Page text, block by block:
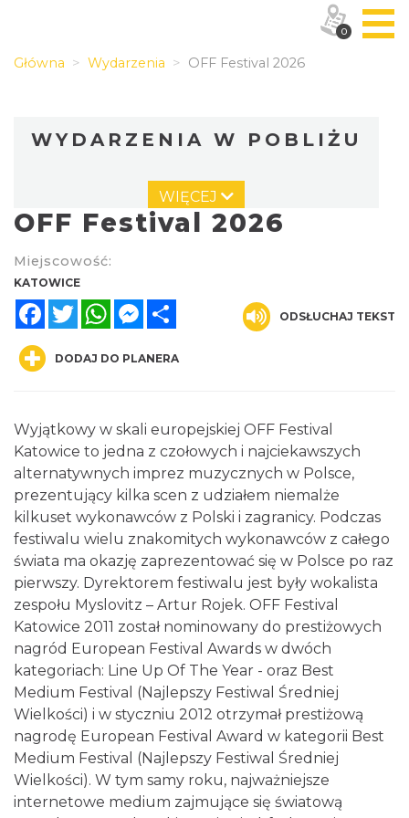
Główna Wydarzenia OFF Festival 2026
WYDARZENIA W POBLIŻU
Muzyka zespołu Metallica symfonicznie
2026
Katowice
1.60 km
CO, GDZIE, KIEDY W KATOWICACH 3-
9.08.2026
Katowice
2026-08-03
1.97 km
Alicja Majewska & Włodzimierz Korcz &
Warsaw String Quartet - Jubileusz
WIĘCEJ
OFF Festival 2026
Miejscowość:
KATOWICE
FacebookTwitterWhatsAppMessenger
ODSŁUCHAJ TEKST
DODAJ DO PLANERA
Wyjątkowy w skali europejskiej OFF Festival
Katowice to jedna z czołowych i najciekawszych
alternatywnych imprez muzycznych w Polsce,
prezentujący kilka scen z udziałem niemalże
kilkuset wykonawców z Polski i zagranicy. Podczas
festiwalu wielu znakomitych wykonawców z całego
świata ma okazję zaprezentować się w Polsce po raz
pierwszy. Dyrektorem festiwalu jest były wokalista
zespołu Myslovitz – Artur Rojek. OFF Festival
Katowice 2011 został nominowany do prestiżowych
nagród European Festival Awards w dwóch
kategoriach: Line Up Of The Year - oraz Best
Medium Festival (Najlepszy Festiwal Średniej
Wielkości) i w styczniu 2012 otrzymał prestiżową
nagrodę European Festival Award w kategorii Best
Medium Festival (Najlepszy Festiwal Średniej
Wielkości). W tym samy roku, najważniejsze
internetowe medium zajmujące się światową
0